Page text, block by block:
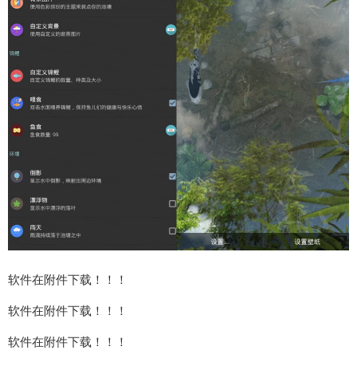
软件在附件下载！！！
软件在附件下载！！！
软件在附件下载！！！